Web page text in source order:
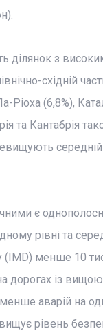
ділянок з
східній
Ріоха (6,8%),
та Кантабрія
середній
є
рівні та
(IMD) менше 10
дорогах із
менше аварій на
рівень